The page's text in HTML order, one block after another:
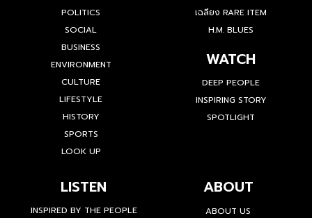
POLITICS
SOCIAL
BUSINESS
ENVIRONMENT
CULTURE
LIFESTYLE
HISTORY
SPORTS
LOOK UP
เฉลียง RARE ITEM
H.M. BLUES
WATCH
DEEP PEOPLE
INSPIRING STORY
SPOTLIGHT
LISTEN
INSPIRED BY THE PEOPLE
ABOUT
ABOUT US